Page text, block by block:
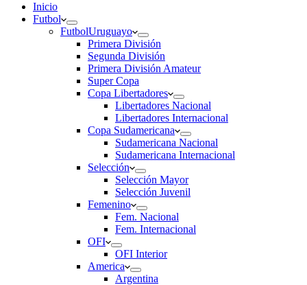
Inicio
Futbol
FutbolUruguayo
Primera División
Segunda División
Primera División Amateur
Super Copa
Copa Libertadores
Libertadores Nacional
Libertadores Internacional
Copa Sudamericana
Sudamericana Nacional
Sudamericana Internacional
Selección
Selección Mayor
Selección Juvenil
Femenino
Fem. Nacional
Fem. Internacional
OFI
OFI Interior
America
Argentina